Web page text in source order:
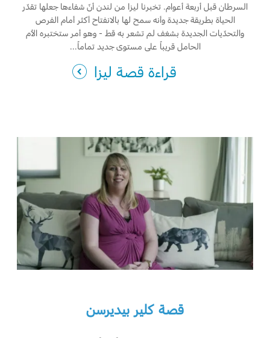
السرطان قبل أربعة أعوام. تخبرنا ليزا من لندن أنّ شفاءها جعلها تقدّر
الحياة بطريقة جديدة وأنه سمح لها بالانفتاح أكثر أمام الفرص
والتحدّيات الجديدة بشغف لم تشعر به قط - وهو أمر ستختبره الأم
الحامل قريباً على مستوى جديد تماماً...
قراءة قصة ليزا
قصة كلير بيديرسن